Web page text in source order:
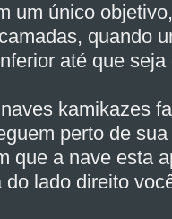
um único
quando
até que
kamikazes
perto de
que a nave esta
lado direito